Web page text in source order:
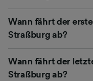
Wann fährt der
Straßburg ab?
Wann fährt der
Straßburg ab?